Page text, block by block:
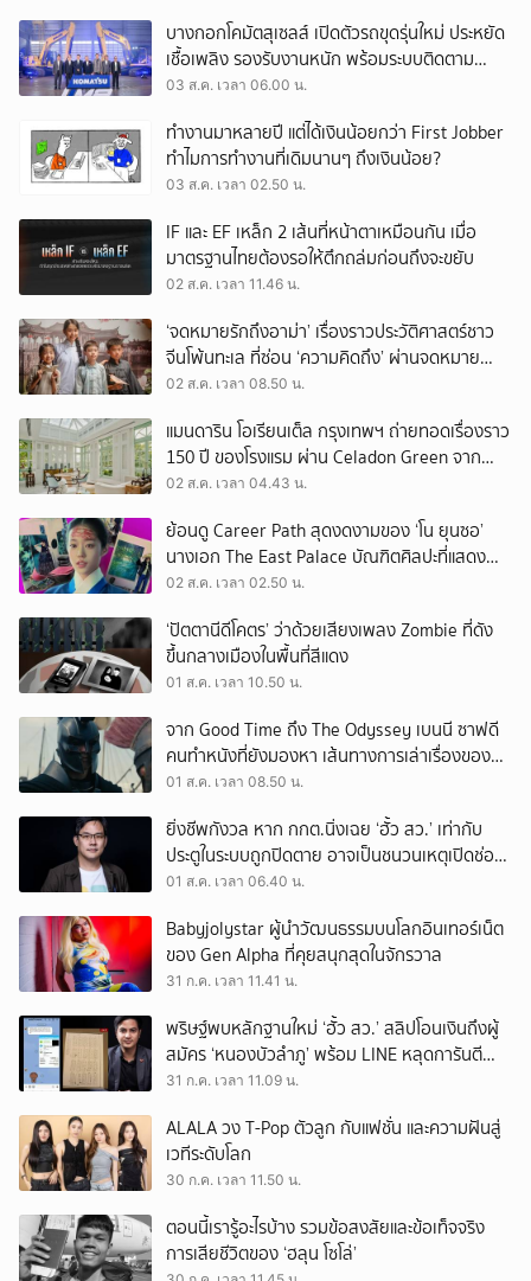
บางกอกโคมัตสุเซลส์ เปิดตัวรถขุดรุ่นใหม่ ประหยัด
เชื้อเพลิง รองรับงานหนัก พร้อมระบบติดตาม
เครื่องจักรผ่านดาวเทียม
03 ส.ค. เวลา 06.00 น.
ทำงานมาหลายปี แต่ได้เงินน้อยกว่า First Jobber
ทำไมการทำงานที่เดิมนานๆ ถึงเงินน้อย?
03 ส.ค. เวลา 02.50 น.
IF และ EF เหล็ก 2 เส้นที่หน้าตาเหมือนกัน เมื่อ
มาตรฐานไทยต้องรอให้ตึกถล่มก่อนถึงจะขยับ
02 ส.ค. เวลา 11.46 น.
‘จดหมายรักถึงอาม่า’ เรื่องราวประวัติศาสตร์ชาว
จีนโพ้นทะเล ที่ซ่อน ‘ความคิดถึง’ ผ่านจดหมาย
‘โพยก๊วน’
02 ส.ค. เวลา 08.50 น.
แมนดาริน โอเรียนเต็ล กรุงเทพฯ ถ่ายทอดเรื่องราว
150 ปี ของโรงแรม ผ่าน Celadon Green จาก
เครื่องศิลาดล
02 ส.ค. เวลา 04.43 น.
ย้อนดู Career Path สุดงดงามของ ‘โน ยุนซอ’
นางเอก The East Palace บัณฑิตศิลปะที่แสดง
เรื่องไหนก็ปัง
02 ส.ค. เวลา 02.50 น.
‘ปัตตานีดีโคตร’ ว่าด้วยเสียงเพลง Zombie ที่ดัง
ขึ้นกลางเมืองในพื้นที่สีแดง
01 ส.ค. เวลา 10.50 น.
จาก Good Time ถึง The Odyssey เบนนี ซาฟดี
คนทำหนังที่ยังมองหา เส้นทางการเล่าเรื่องของตัว
เอง
01 ส.ค. เวลา 08.50 น.
ยิ่งชีพกังวล หาก กกต.นิ่งเฉย ‘ฮั้ว สว.’ เท่ากับ
ประตูในระบบถูกปิดตาย อาจเป็นชนวนเหตุเปิดช่อง
‘ลงถนน’
01 ส.ค. เวลา 06.40 น.
Babyjolystar ผู้นำวัฒนธรรมบนโลกอินเทอร์เน็ต
ของ Gen Alpha ที่คุยสนุกสุดในจักรวาล
31 ก.ค. เวลา 11.41 น.
พริษฐ์พบหลักฐานใหม่ ‘ฮั้ว สว.’ สลิปโอนเงินถึงผู้
สมัคร ‘หนองบัวลำภู’ พร้อม LINE หลุดการันตี
ตำแหน่ง
31 ก.ค. เวลา 11.09 น.
ALALA วง T-Pop ตัวลูก กับแฟชั่น และความฝันสู่
เวทีระดับโลก
30 ก.ค. เวลา 11.50 น.
ตอนนี้เรารู้อะไรบ้าง รวมข้อสงสัยและข้อเท็จจริง
การเสียชีวิตของ ‘ฮลุน โซโล่’